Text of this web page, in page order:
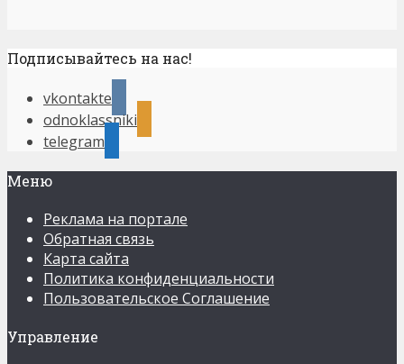
Подписывайтесь на нас!
vkontakte
odnoklassniki
telegram
Меню
Реклама на портале
Обратная связь
Карта сайта
Политика конфиденциальности
Пользовательское Соглашение
Управление